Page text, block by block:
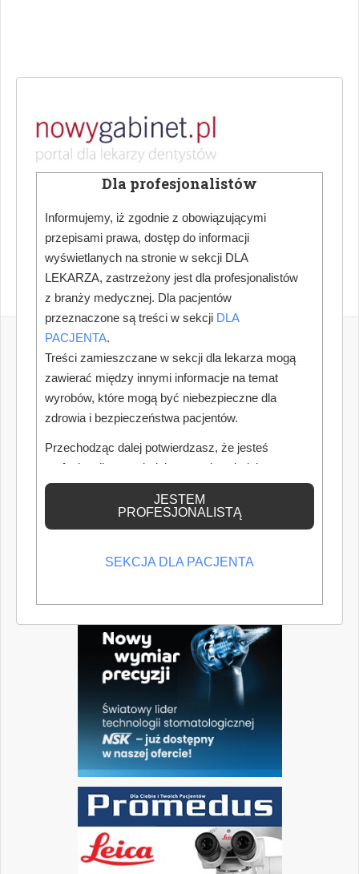
Dla profesjonalistów
Informujemy, iż zgodnie z obowiązującymi
przepisami prawa, dostęp do informacji
wyświetlanych na stronie w sekcji DLA
LEKARZA, zastrzeżony jest dla profesjonalistów
z branży medycznej. Dla pacjentów
przeznaczone są treści w sekcji DLA
PACJENTA.
Treści zamieszczane w sekcji dla lekarza mogą
zawierać między innymi informacje na temat
wyrobów, które mogą być niebezpieczne dla
zdrowia i bezpieczeństwa pacjentów.
Przechodząc dalej potwierdzasz, że jesteś
profesjonalistą posiadającym odpowiednią
wiedzę medyczną.
JESTEM
PROFESJONALISTĄ
SEKCJA DLA PACJENTA